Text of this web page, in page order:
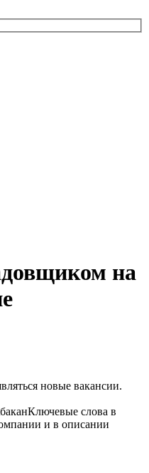
на
новые вакансии.
Ключевые слова в
и в описании